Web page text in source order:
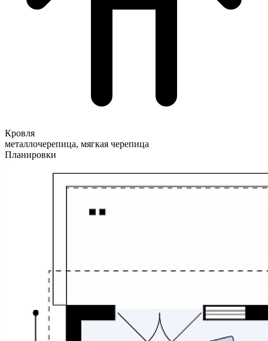
Кровля
металлочерепица, мягкая черепица
Планировки